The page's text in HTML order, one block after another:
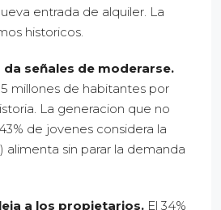
entrada de alquiler. La
historicos.
da señales de moderarse.
millones de habitantes por
La generacion que no
de jovenes considera la
alimenta sin parar la demanda
a los propietarios. El 34%